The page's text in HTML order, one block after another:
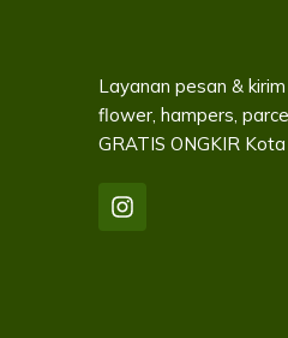
Layanan pesan &
flower, hampers,
GRATIS ONGKIR